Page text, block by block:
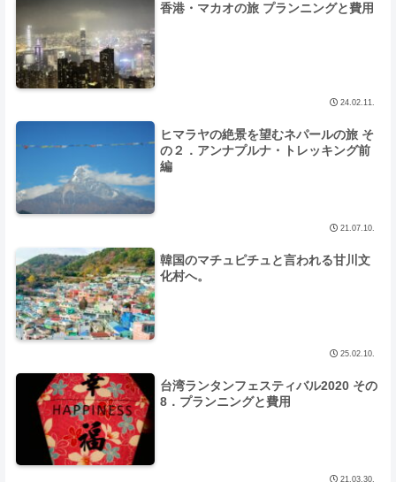
香港・マカオの旅 プランニングと費用
24.02.11.
ヒマラヤの絶景を望むネパールの旅 そ
の２．アンナプルナ・トレッキング前
編
21.07.10.
韓国のマチュピチュと言われる甘川文
化村へ。
25.02.10.
台湾ランタンフェスティバル2020 その
8．プランニングと費用
21.03.30.